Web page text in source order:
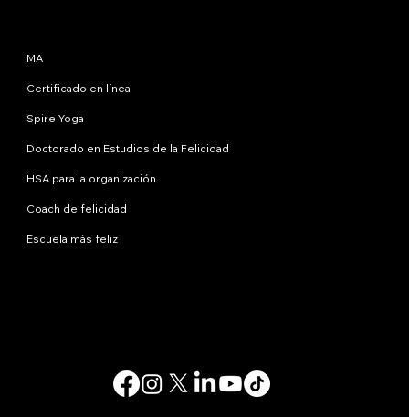
MA
Certificado en línea
Spire Yoga
Doctorado en Estudios de la Felicidad
HSA para la organización
Coach de felicidad
Escuela más feliz